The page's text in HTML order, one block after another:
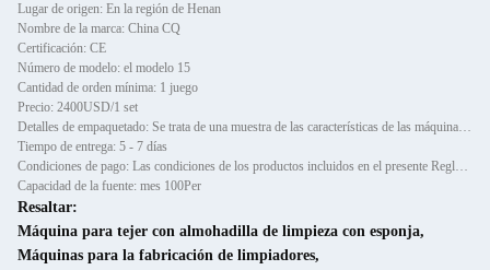
Lugar de origen: En la región de Henan
Nombre de la marca: China CQ
Certificación: CE
Número de modelo: el modelo 15
Cantidad de orden mínima: 1 juego
Precio: 2400USD/1 set
Detalles de empaquetado: Se trata de una muestra de las características de las máquinas de ensayo.
Tiempo de entrega: 5 - 7 días
Condiciones de pago: Las condiciones de los productos incluidos en el presente Reglamento son las siguientes:
Capacidad de la fuente: mes 100Per
Resaltar:
Máquina para tejer con almohadilla de limpieza con esponja,
Máquinas para la fabricación de limpiadores,